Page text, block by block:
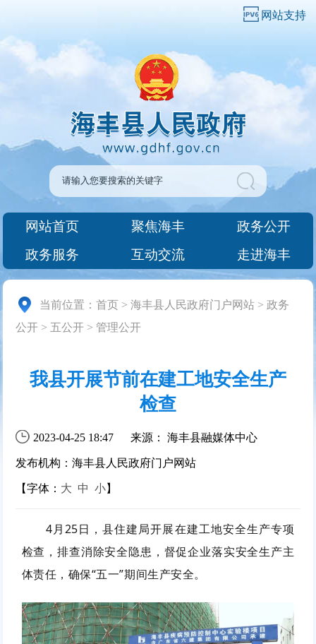
网站支持
网站首页 聚焦海丰
政务公开
政务服务
互动交流 走进海丰
当前位置：首页 >海丰县人民政府门户网站 >政务
公开 > 五公开 > 管理公开
我县开展节前在建工地安全生产
检查
2023-04-25 18:47 来源： 海丰县融媒体中心
发布机构：海丰县人民政府门户网站
【字体： 大 中 小】
4月25日，县住建局开展在建工地安全生产专项
检查，排查消除安全隐患，督促企业落实安全生产主
体责任，确保“五一”期间生产安全。